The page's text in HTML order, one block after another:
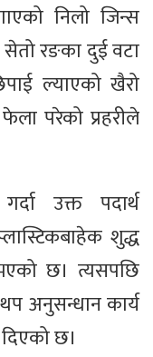
निलो जिन्स
सेतो रङका दुई वटा
ल्याएको खैरो
परेको प्रहरीले
उक्त पदार्थ
शुद्ध
छ। त्यसपछि
अनुसन्धान कार्य
छ।